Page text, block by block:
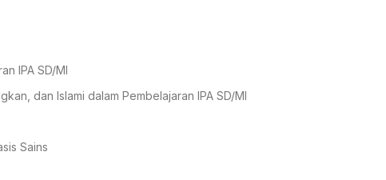
IPA SD/MI
dan Islami dalam Pembelajaran IPA SD/MI
Sains